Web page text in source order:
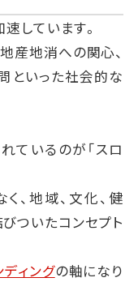
しています。
産地消への関心、
といった社会的な
ているのが「スロ
、地域、文化、健
ついたコンセプト
ディングの軸になり